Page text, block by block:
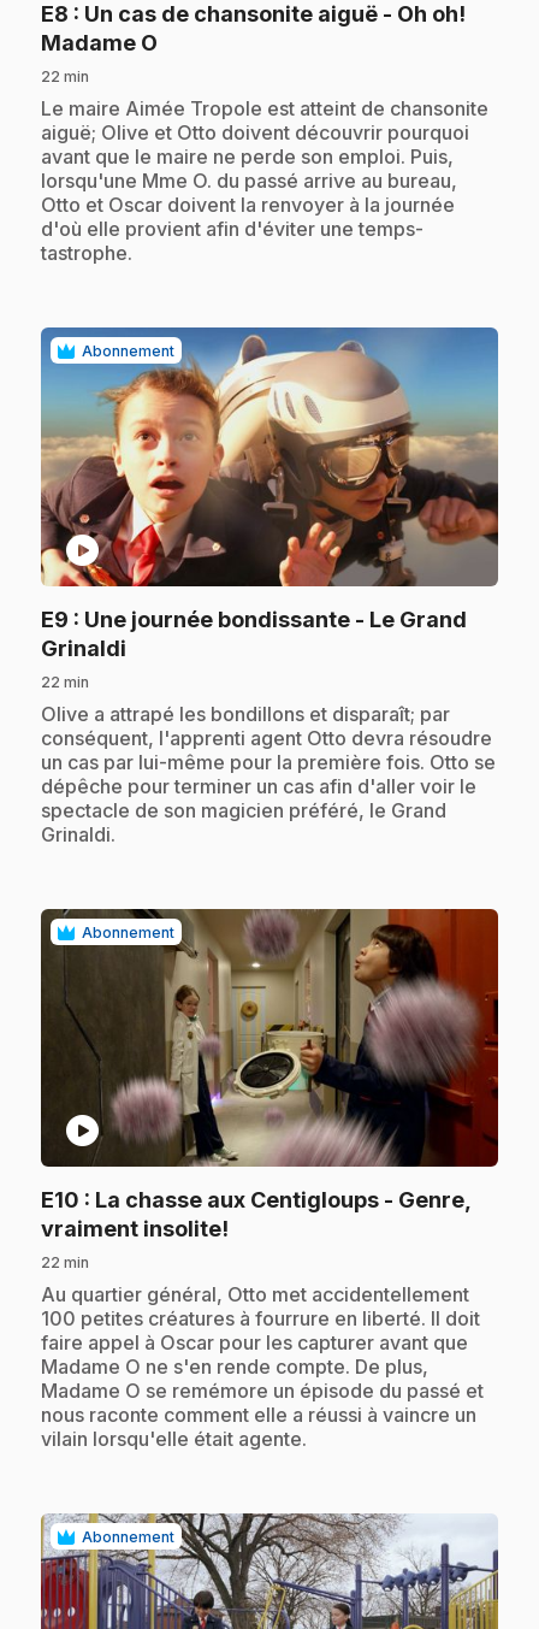
E8 : Un cas de chansonite aiguë - Oh oh!
Madame O
22 min
.Le maire Aimée Tropole est atteint de chansonite
aiguë; Olive et Otto doivent découvrir pourquoi
avant que le maire ne perde son emploi. Puis,
lorsqu'une Mme O. du passé arrive au bureau,
Otto et Oscar doivent la renvoyer à la journée
d'où elle provient afin d'éviter une temps-
tastrophe.
Abonnement
play_circle
E9 : Une journée bondissante - Le Grand
Grinaldi
22 min
.Olive a attrapé les bondillons et disparaît; par
conséquent, l'apprenti agent Otto devra résoudre
un cas par lui-même pour la première fois. Otto se
dépêche pour terminer un cas afin d'aller voir le
spectacle de son magicien préféré, le Grand
Grinaldi.
Abonnement
play_circle
E10 : La chasse aux Centigloups - Genre,
vraiment insolite!
22 min
.Au quartier général, Otto met accidentellement
100 petites créatures à fourrure en liberté. Il doit
faire appel à Oscar pour les capturer avant que
Madame O ne s'en rende compte. De plus,
Madame O se remémore un épisode du passé et
nous raconte comment elle a réussi à vaincre un
vilain lorsqu'elle était agente.
Abonnement